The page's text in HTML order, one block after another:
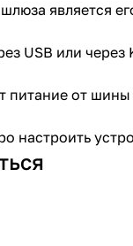
является
USB или через
питание от
настроить